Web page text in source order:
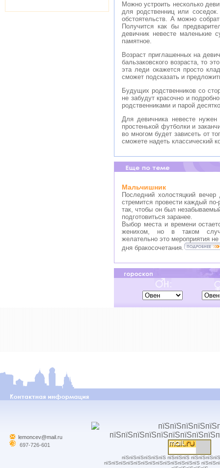
Можно устроить несколько
для родственниц или
обстоятельств. А можно
Получится как бы
девичник невесте маленькие
памятное.
Возраст приглашенных на
бальзаковского возраста, то
эта леди окажется просто
сможет подсказать и
Будущих родственников со
не забудут красочно и
родственниками и парой
Для девичника невесте
простенькой футболки и
во многом будет зависеть от
сможете надеть классический
Мальчишник
Последний холостяцкий
стремится провести каждый по-
так, чтобы он был
подготовиться заранее.
Выбор места и времени
женихом, но в таком
желательно это мероприятия
дня бракосочетания.
lemoncev@mail.ru
697-726-601
пїЅпїЅпїЅпїЅпїЅпїЅ пїЅпїЅпїЅ
пїЅпїЅпїЅпїЅпїЅпїЅпїЅпїЅпїЅпїЅпїЅпїЅпїЅ